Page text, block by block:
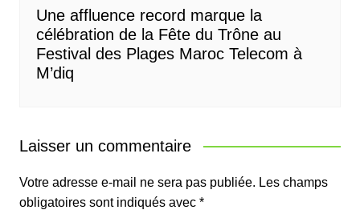
Une affluence record marque la
célébration de la Fête du Trône au
Festival des Plages Maroc Telecom à
M’diq
Laisser un commentaire
Votre adresse e-mail ne sera pas publiée. Les champs
obligatoires sont indiqués avec *